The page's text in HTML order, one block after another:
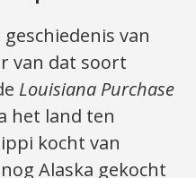
van
van dat soort
Louisiana Purchase
het land ten
kocht van
Alaska gekocht